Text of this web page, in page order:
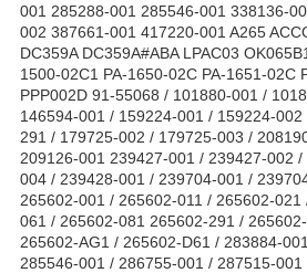
001 285288-001 285546-001 338136-
002 387661-001 417220-001 A265
DC359A DC359A#ABA LPAC03
1500-02C1 PA-1650-02C PA-1651-02C
PPP002D 91-55068 / 101880-001 /
146594-001 / 159224-001 / 159224-
291 / 179725-002 / 179725-003 /
209126-001 239427-001 / 239427-002
004 / 239428-001 / 239704-001 /
265602-001 / 265602-011 / 265602-
061 / 265602-081 265602-291 /
265602-AG1 / 265602-D61 / 283884-
285546-001 / 286755-001 / 287515-